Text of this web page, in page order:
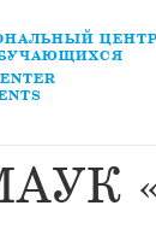
ЦЕНТР